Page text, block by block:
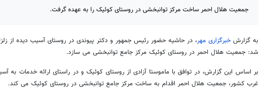
جمعیت هلال احمر ساخت مرکز توانبخشی در روستای کوئیک را به عهده گرفت.
به گزارشخبرگزاری مهر، در حاشیه حضور رئیس جمهور و دکتر پیوندی در روستای آسیب دیده از
شد: جمعیت هلال احمر در روستای کوئیک مرکز جامع توانبخشی می سازد.
بر اساس این گزارش، در توافق با ماموستا آزادی از روستای کوئیک و در راستای ارائه خدمات به
غرب کشور، جمعیت هلال احمر اقدام به ساخت مرکز جامع توانبخشی در روستای کوئیک می کند.